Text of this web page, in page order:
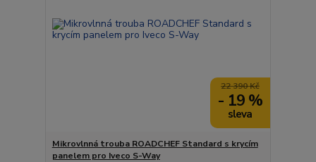
22 390 Kč
- 19 %
Mikrovlnná trouba ROADCHEF Standard s krycím
panelem pro Iveco S-Way